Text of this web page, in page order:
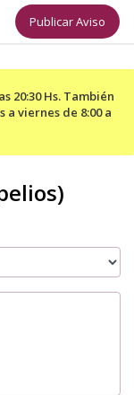
Publicar Aviso
20:30 Hs. También
a viernes de 8:00 a